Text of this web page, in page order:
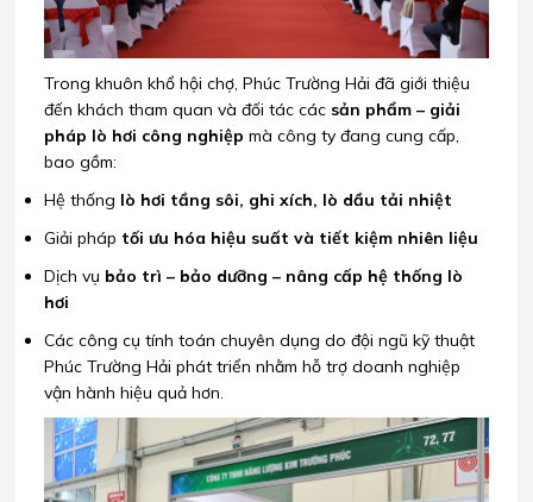
Trong khuôn khổ hội chợ, Phúc Trường Hải đã giới thiệu
đến khách tham quan và đối tác các sản phẩm – giải
pháp lò hơi công nghiệp mà công ty đang cung cấp,
bao gồm:
Hệ thống lò hơi tầng sôi, ghi xích, lò dầu tải nhiệt
Giải pháp tối ưu hóa hiệu suất và tiết kiệm nhiên liệu
Dịch vụ bảo trì – bảo dưỡng – nâng cấp hệ thống lò
hơi
Các công cụ tính toán chuyên dụng do đội ngũ kỹ thuật
Phúc Trường Hải phát triển nhằm hỗ trợ doanh nghiệp
vận hành hiệu quả hơn.